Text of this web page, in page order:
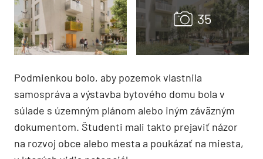
Podmienkou bolo, aby pozemok vlastnila
samospráva a výstavba bytového domu bola v
súlade s územným plánom alebo iným záväzným
dokumentom. Študenti mali takto prejaviť názor
na rozvoj obce alebo mesta a poukázať na miesta,